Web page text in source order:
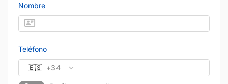
Nombre
Teléfono
🇪🇸 +34